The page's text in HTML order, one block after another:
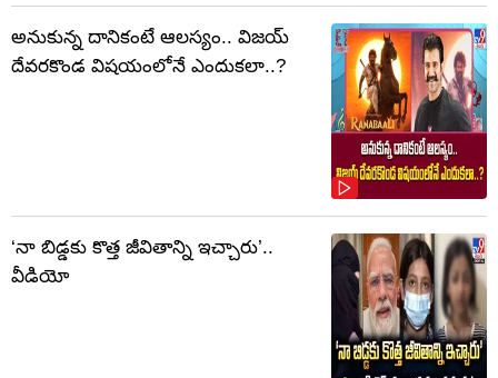
అనుకున్న దానికంటే ఆలస్యం.. విజయ్
దేవరకొండ విషయంలోనే ఎందుకలా..?
‘నా బిడ్డకు కొత్త జీవితాన్ని ఇచ్చారు’..
వీడియో